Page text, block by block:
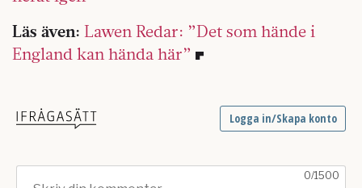
Läs även: Lawen Redar: ”Det som hände i
England kan hända här”